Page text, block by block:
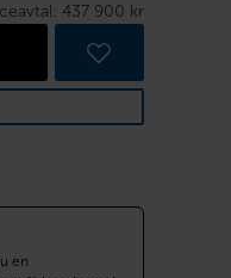
437 900 kr
en